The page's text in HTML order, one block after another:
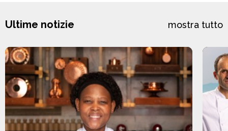
Ultime notizie mostra tutto